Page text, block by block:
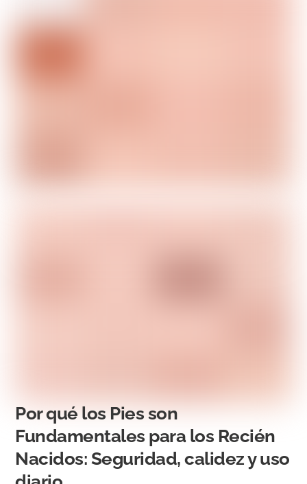
Por qué los Pies son
Fundamentales para los Recién
Nacidos: Seguridad, calidez y uso